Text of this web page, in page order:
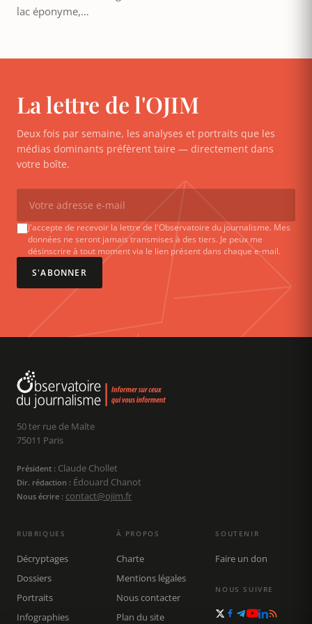
lac éponyme,…
La lettre de l'OJIM
Deux fois par semaine, les analyses et portraits que les
médias dominants préfèrent taire — directement dans
votre boîte.
J'accepte de recevoir la lettre de l'Observatoire du journalisme. Mes
données ne seront jamais transmises à des tiers. Je peux me
désinscrire à tout moment via le lien présent dans chaque e-mail.
S'ABONNER
50 ter rue de Malte
75011 Paris
Président : Claude Chollet
Dir. rédaction : Édouard Chanot
Nous écrire : contact@ojim.fr
RUBRIQUES
Décryptages
Dossiers
Portraits
Infographies
À PROPOS
Charte
Mentions légales
Nous contacter
Plan du site
SOUTENIR
Faire un don
NOUS SUIVRE